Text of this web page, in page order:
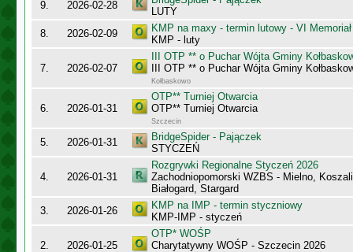
9.
2026-02-28
LUTY
8.
2026-02-09
KMP na maxy - termin lutowy - VI
KMP - luty
7. 2026-02-07
III OTP ** o Puchar Wójta Gminy
III OTP ** o Puchar Wójta Gminy
Kołbaskowo
6. 2026-01-31
OTP** Turniej Otwarcia
OTP** Turniej Otwarcia
Szczecin
5. 2026-01-31
BridgeSpider - Pajączek
STYCZEŃ
4. 2026-01-31
Rozgrywki Regionalne Styczeń 2026
Zachodniopomorski WZBS - Mielno,
Białogard, Stargard
3.
2026-01-26
KMP na IMP - termin styczniowy
KMP-IMP - styczeń
2. 2026-01-25
OTP* WOŚP
Charytatywny WOŚP - Szczecin 2026